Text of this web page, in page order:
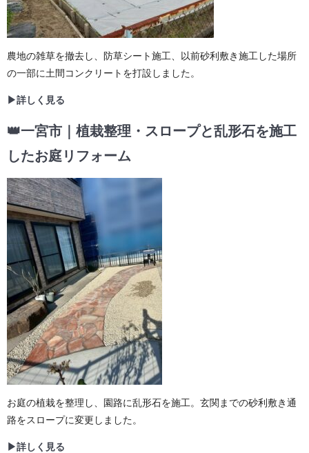
農地の雑草を撤去し、防草シート施工、以前砂利敷き施工した場所
の一部に土間コンクリートを打設しました。
▶詳しく見る
👑一宮市｜植栽整理・スロープと乱形石を施工
したお庭リフォーム
お庭の植栽を整理し、園路に乱形石を施工。玄関までの砂利敷き通
路をスロープに変更しました。
▶詳しく見る